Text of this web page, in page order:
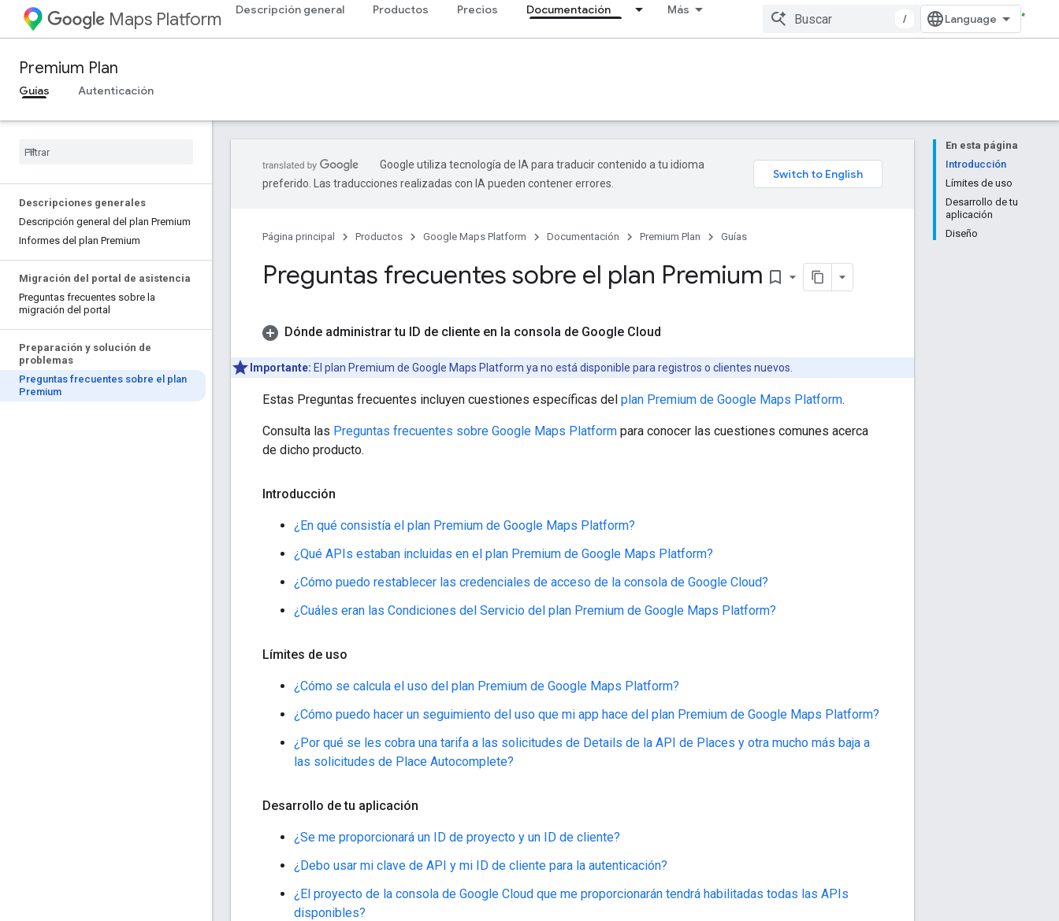
Maps Platform Descripción general Productos Precios Documentación Más
/
Premium Plan
Guías Autenticación
Descripciones generales
Descripción general del plan Premium
Informes del plan Premium
Migración del portal de asistencia
Preguntas frecuentes sobre la
migración del portal
Preparación y solución de
problemas
Preguntas frecuentes sobre el plan
Premium
En esta página
Introducción
Límites de uso
Desarrollo de tu
aplicación
Diseño
Google utiliza tecnología de IA para traducir contenido a tu idioma
preferido. Las traducciones realizadas con IA pueden contener errores.
Página principal Productos Google Maps Platform Documentación Premium Plan Guías
Preguntas frecuentes sobre el plan Premium bookmark_border
Dónde administrar tu ID de cliente en la consola de Google Cloud
Importante: El plan Premium de Google Maps Platform ya no está disponible para registros o clientes nuevos.
Estas Preguntas frecuentes incluyen cuestiones específicas del plan Premium de Google Maps Platform.
Consulta las Preguntas frecuentes sobre Google Maps Platform para conocer las cuestiones comunes acerca
de dicho producto.
Introducción
¿En qué consistía el plan Premium de Google Maps Platform?
¿Qué APIs estaban incluidas en el plan Premium de Google Maps Platform?
¿Cómo puedo restablecer las credenciales de acceso de la consola de Google Cloud?
¿Cuáles eran las Condiciones del Servicio del plan Premium de Google Maps Platform?
Límites de uso
¿Cómo se calcula el uso del plan Premium de Google Maps Platform?
¿Cómo puedo hacer un seguimiento del uso que mi app hace del plan Premium de Google Maps Platform?
¿Por qué se les cobra una tarifa a las solicitudes de Details de la API de Places y otra mucho más baja a
las solicitudes de Place Autocomplete?
Desarrollo de tu aplicación
¿Se me proporcionará un ID de proyecto y un ID de cliente?
¿Debo usar mi clave de API y mi ID de cliente para la autenticación?
¿El proyecto de la consola de Google Cloud que me proporcionarán tendrá habilitadas todas las APIs
disponibles?